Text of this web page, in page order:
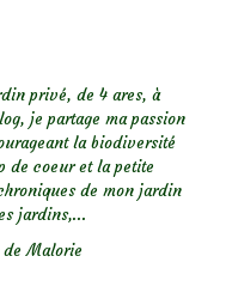
privé, de 4 ares, à
je partage ma passion
la biodiversité
de coeur et la petite
de mon jardin
jardins,...
de Malorie